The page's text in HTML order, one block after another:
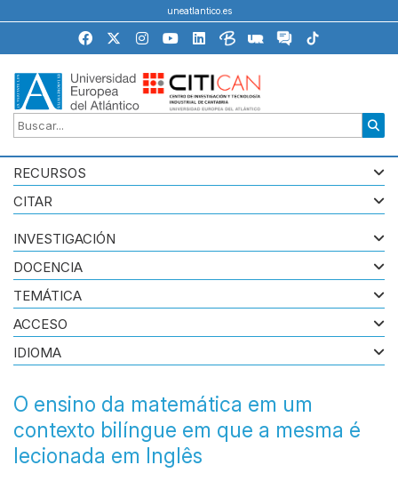
uneatlantico.es
RECURSOS
CITAR
O ensino da matemática em um
contexto bilíngue em que a mesma é
lecionada em Inglês
INVESTIGACIÓN
DOCENCIA
TEMÁTICA
ACCESO
IDIOMA